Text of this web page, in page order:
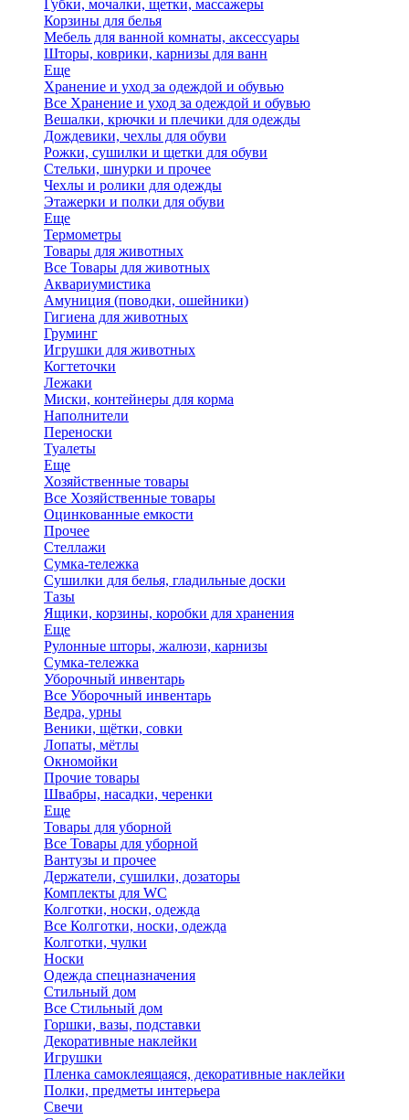
Губки, мочалки, щетки, массажеры
Корзины для белья
Мебель для ванной комнаты, аксессуары
Шторы, коврики, карнизы для ванн
Еще
Хранение и уход за одеждой и обувью
Все Хранение и уход за одеждой и обувью
Вешалки, крючки и плечики для одежды
Дождевики, чехлы для обуви
Рожки, сушилки и щетки для обуви
Стельки, шнурки и прочее
Чехлы и ролики для одежды
Этажерки и полки для обуви
Еще
Термометры
Товары для животных
Все Товары для животных
Аквариумистика
Амуниция (поводки, ошейники)
Гигиена для животных
Груминг
Игрушки для животных
Когтеточки
Лежаки
Миски, контейнеры для корма
Наполнители
Переноски
Туалеты
Еще
Хозяйственные товары
Все Хозяйственные товары
Оцинкованные емкости
Прочее
Стеллажи
Сумка-тележка
Сушилки для белья, гладильные доски
Тазы
Ящики, корзины, коробки для хранения
Еще
Рулонные шторы, жалюзи, карнизы
Сумка-тележка
Уборочный инвентарь
Все Уборочный инвентарь
Ведра, урны
Веники, щётки, совки
Лопаты, мётлы
Окномойки
Прочие товары
Швабры, насадки, черенки
Еще
Товары для уборной
Все Товары для уборной
Вантузы и прочее
Держатели, сушилки, дозаторы
Комплекты для WC
Колготки, носки, одежда
Все Колготки, носки, одежда
Колготки, чулки
Носки
Одежда спецназначения
Стильный дом
Все Стильный дом
Горшки, вазы, подставки
Декоративные наклейки
Игрушки
Пленка самоклеящаяся, декоративные наклейки
Полки, предметы интерьера
Свечи